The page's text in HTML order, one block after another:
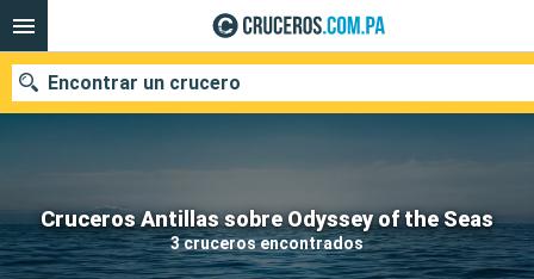
Cruceros Antillas sobre Odyssey of the Seas
3 cruceros encontrados
Encontrar un crucero
Nuestros destinos
Fecha de salida